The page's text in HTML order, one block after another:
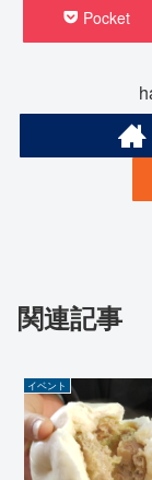
Pocket
関連記事
イベント